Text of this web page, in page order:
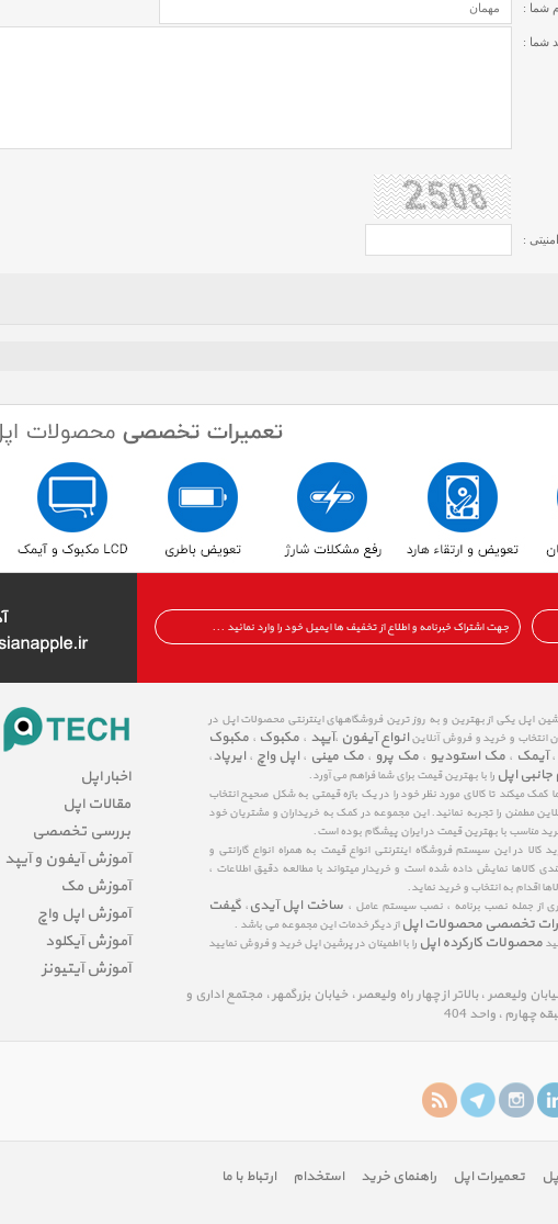
شما :
شما :
:
اخبار اپل
مقالات اپل
بررسی تخصصی
آموزش آیفون و آیپد
آموزش مک
آموزش اپل واچ
آموزش آیکلود
آموزش آیتیونز
اپل یکی از بهترین و به روز ترین فروشگاههای اینترنتی محصولات اپل در
انتخاب و خرید و فروش آنلاینانواع آیفون ،آیپد ، مکبوک ، مکبوک
، آیمک ، مک استودیو ، مک پرو ، مک مینی ، اپل واچ ، ایرپاد،
جانبی اپل را با بهترین قیمت برای شما فراهم می آورد.
کمک میکند تا کالای مورد نظر خود را در یک بازه قیمتی به شکل صحیح انتخاب
مطمئن را تجربه نمائید. این مجموعه در کمک به خریداران و مشتریان خود
مناسب با بهترین قیمت در ایران پیشگام بوده است.
در این سیستم فروشگاه اینترنتی انواع قیمت به همراه انواع گارانتی و
کالاها نمایش داده شده است و خریدار میتواند با مطالعه دقیق اطلاعات ،
اقدام به انتخاب و خرید نماید.
از جمله نصب برنامه ، نصب سیستم عامل ، ساخت اپل آیدی ، گیفت
تخصصی محصولات اپل از دیگر خدمات این مجموعه می باشد .
محصولات کارکرده اپل را با اطمینان در پرشین اپل خرید و فروش نمایید
ولیعصر ، بالاتر از چهار راه ولیعصر ، خیابان بزرگمهر ، مجتمع اداری و
چهارم ، واحد 404
تعمیرات اپل راهنمای خرید استخدام ارتباط با ما